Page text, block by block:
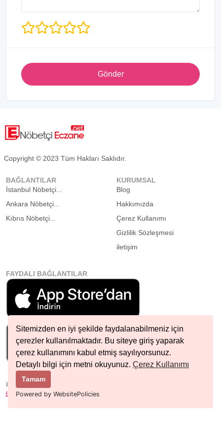
Sitemizden en iyi şekilde faydalanabilmeniz için
çerezler kullanılmaktadır. Bu siteye giriş yaparak
çerez kullanımını kabul etmiş sayılıyorsunuz.
Detaylı bilgi için metni okuyunuz. Çerez Kullanımı
Tamam
Powered by WebsitePolicies
Gönder
Copyright © 2023 Tüm Hakları Saklıdır.
BAĞLANTILAR
İstanbul Nöbetçi...
Ankara Nöbetçi...
Kıbrıs Nöbetçi...
KURUMSAL
Blog
Hakkımızda
Çerez Kullanımı
Gizlilik Sözleşmesi
iletişim
FAYDALI BAĞLANTILAR
HIZLI İLETIŞIM
info@nobetcieczane.net